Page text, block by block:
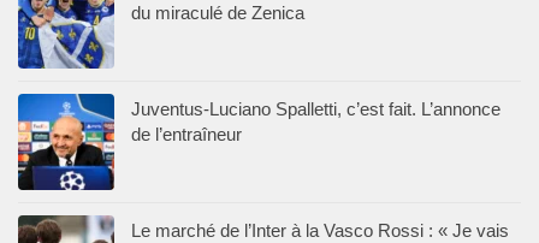
du miraculé de Zenica
Juventus-Luciano Spalletti, c’est fait. L’annonce
de l’entraîneur
Le marché de l’Inter à la Vasco Rossi : « Je vais